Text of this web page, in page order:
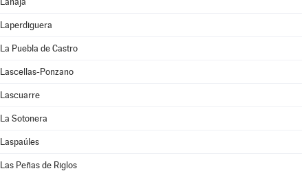
Laperdiguera
La Puebla de Castro
Lascellas-Ponzano
Lascuarre
La Sotonera
Laspaúles
Las Peñas de Riglos